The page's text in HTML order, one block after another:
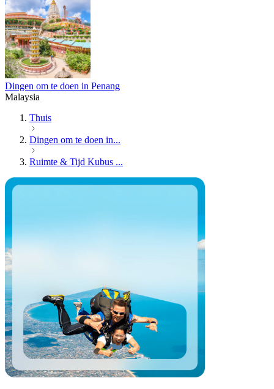
Dingen om te doen in Penang
Malaysia
Thuis
Dingen om te doen in...
Ruimte & Tijd Kubus ...